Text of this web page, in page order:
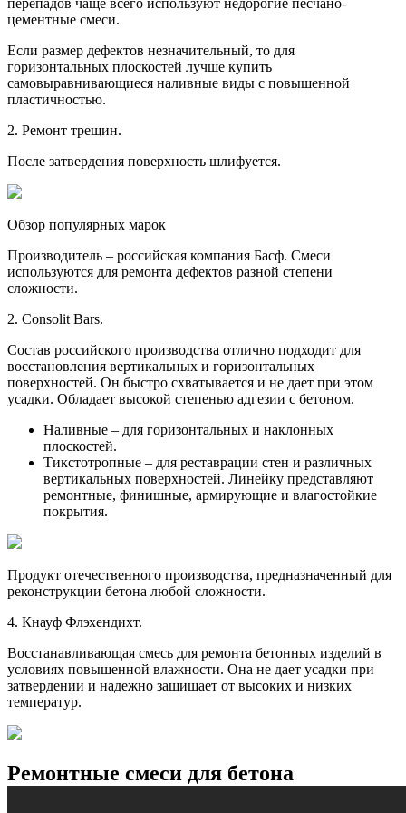
цементные смеси.
Если размер дефектов незначительный, то для
горизонтальных плоскостей лучше купить
самовыравнивающиеся наливные виды с повышенной
пластичностью.
2. Ремонт трещин.
После затвердения поверхность шлифуется.
Обзор популярных марок
Производитель – российская компания Басф. Смеси
используются для ремонта дефектов разной степени
сложности.
2. Consolit Bars.
Состав российского производства отлично подходит для
восстановления вертикальных и горизонтальных
поверхностей. Он быстро схватывается и не дает при этом
усадки. Обладает высокой степенью адгезии с бетоном.
Наливные – для горизонтальных и наклонных
плоскостей.
Тикстотропные – для реставрации стен и различных
вертикальных поверхностей. Линейку представляют
ремонтные, финишные, армирующие и влагостойкие
покрытия.
Продукт отечественного производства, предназначенный для
реконструкции бетона любой сложности.
4. Кнауф Флэхендихт.
Восстанавливающая смесь для ремонта бетонных изделий в
условиях повышенной влажности. Она не дает усадки при
затвердении и надежно защищает от высоких и низких
температур.
Ремонтные смеси для бетона